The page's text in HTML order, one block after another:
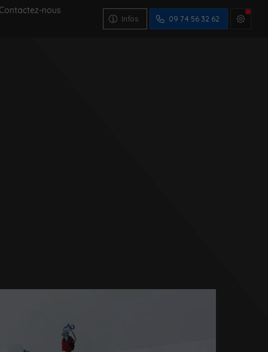
Contactez-nous
Infos 09 74 56 32 62